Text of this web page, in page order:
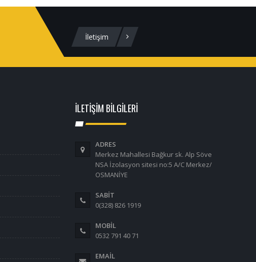
İletişim
İLETİŞİM BİLGİLERİ
ADRES
Merkez Mahallesi Bağkur sk. Alp Söve
NSA İzolasyon sitesi no:5 A/C Merkez/
OSMANİYE
SABİT
0(328) 826 1919
MOBİL
0532 791 40 71
EMAIL